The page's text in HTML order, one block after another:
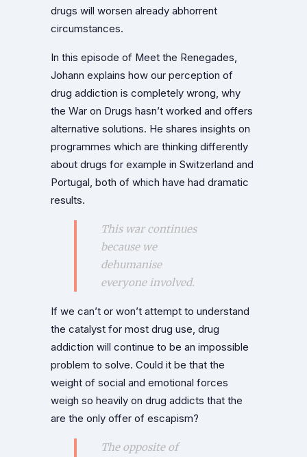
drugs will worsen already abhorrent
circumstances.
In this episode of Meet the Renegades,
Johann explains how our perception of
drug addiction is completely wrong, why
the War on Drugs hasn’t worked and offers
alternative solutions. He shares insights on
programmes which are thinking differently
about drugs for example in Switzerland and
Portugal, both of which have had dramatic
results.
This war continues
because we
dehumanise
everyone involved.
If we can’t or won’t attempt to understand
the catalyst for most drug use, drug
addiction will continue to be an impossible
problem to solve. Could it be that the
weight of social and emotional forces
weigh so heavily on drug addicts that the
are the only offer of escapism?
The opposite of